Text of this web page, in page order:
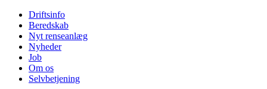
Driftsinfo
Beredskab
Nyt renseanlæg
Nyheder
Job
Om os
Selvbetjening